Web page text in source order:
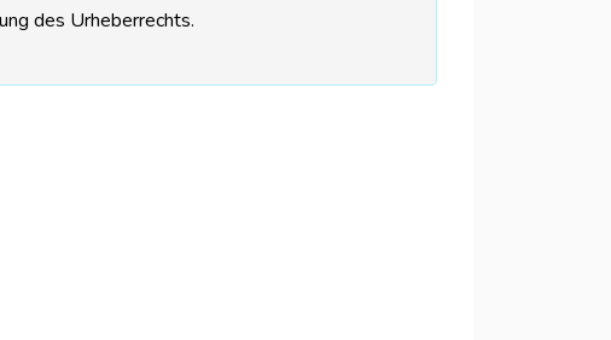
des Urheberrechts.